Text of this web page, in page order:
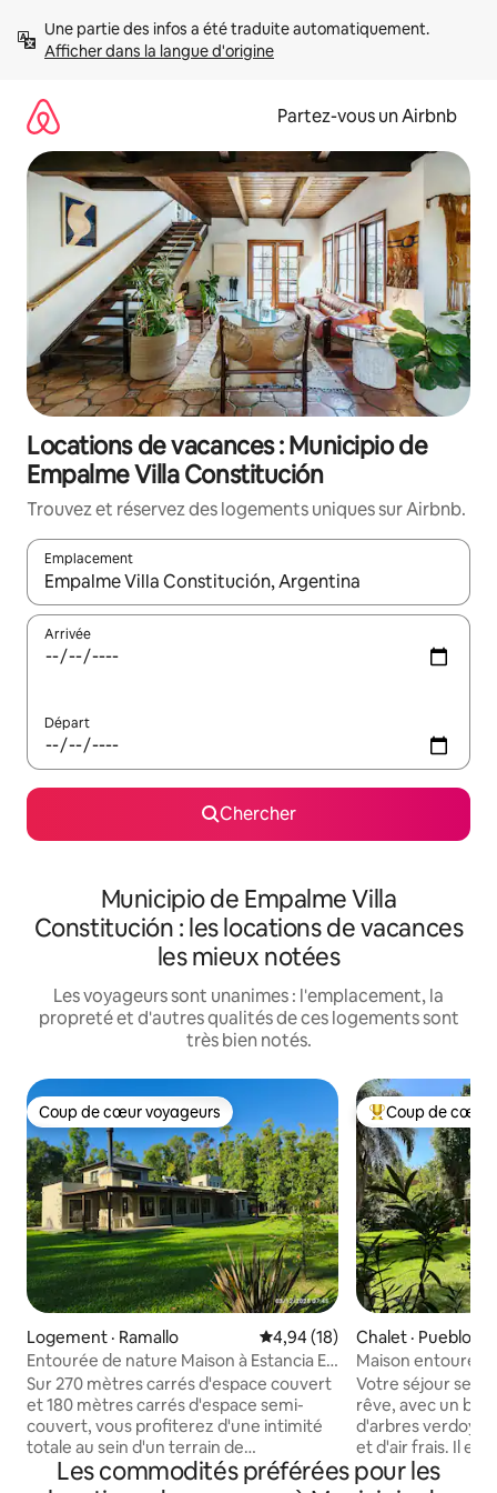
directement
Afficher dans la langue d'origine
Partez-vous un Airbnb
Locations de vacances : Municipio de
Empalme Villa Constitución
Trouvez et réservez des logements uniques sur Airbnb.
Emplacement
Quand les résultats sont affichés, parcourez-les en utilisant
Arrivée
Départ
Chercher
Municipio de Empalme Villa
Constitución : les locations de vacances
les mieux notées
Les voyageurs sont unanimes : l'emplacement, la
propreté et d'autres qualités de ces logements sont
très bien notés.
Coup de cœur voyageurs
Coup de cœur voyageurs
Logement · Ramallo Note moyenne de 4,94 sur 5,
4,94 (18)
Entourée de nature Maison à Estancia E.
Federal.
Sur 270 mètres carrés d'espace couvert
et 180 mètres carrés d'espace semi-
couvert, vous profiterez d'une intimité
totale au sein d'un terrain de
10 000 mètres carrés. La piscine derrière
Coup de cœur
Coup de cœur
Chalet · Pueblo
Maison entourée
quartier fermé
Votre séjour sera
rêve, avec un bel
d'arbres
et d'air frais. Il est
quartier fermé,
Les commodités préférées pour les